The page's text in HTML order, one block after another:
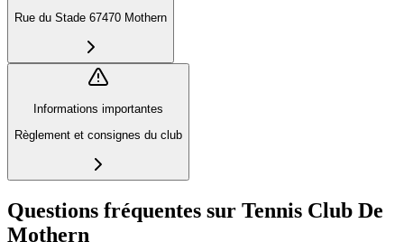
Rue du Stade 67470 Mothern
Informations importantes
Règlement et consignes du club
Questions fréquentes sur Tennis Club De
Mothern